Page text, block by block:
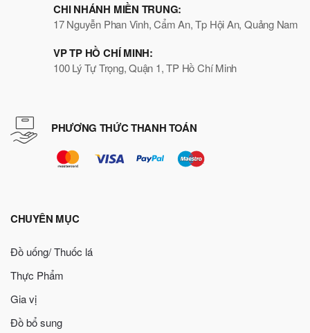
CHI NHÁNH MIỀN TRUNG:
17 Nguyễn Phan Vinh, Cẩm An, Tp Hội An, Quảng Nam
VP TP HỒ CHÍ MINH:
100 Lý Tự Trọng, Quận 1, TP Hồ Chí Minh
PHƯƠNG THỨC THANH TOÁN
CHUYÊN MỤC
Đồ uống/ Thuốc lá
Thực Phẩm
Gia vị
Đồ bổ sung